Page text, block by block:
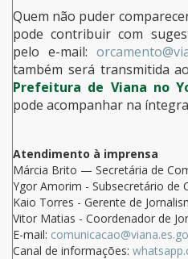
Quem não puder
pode contribuir com
pelo e-mail:
também será transmitida
Prefeitura de Viana no
pode acompanhar na
Atendimento à imprensa
Márcia Brito — Secretária de
Ygor Amorim - Subsecretário de
Kaio Torres - Gerente de
Vitor Matias - Coordenador de
E-mail:
Canal de informações: